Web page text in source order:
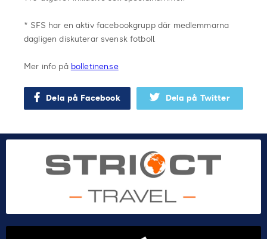
* SFS har en aktiv facebookgrupp där medlemmarna
dagligen diskuterar svensk fotboll.
Mer info på bolletinen.se
Dela på Facebook Dela på Twitter